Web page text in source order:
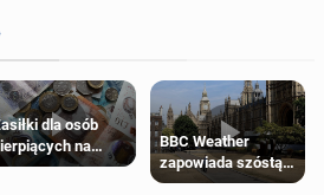
dla osób
na
BBC Weather
zapowiada szóstą
falę upałów w